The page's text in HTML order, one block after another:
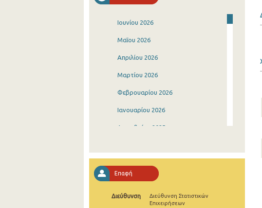
Ιουνίου 2026
Μαΐου 2026
Απριλίου 2026
Μαρτίου 2026
Φεβρουαρίου 2026
Ιανουαρίου 2026
Δεκεμβρίου 2025
Σεπτεμβρίου 2025
Αυγούστου 2025
Επαφή
Διεύθυνση
Διεύθυνση Στατιστικών
Επιχειρήσεων